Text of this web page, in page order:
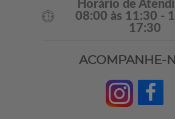
Horário de
08:00 às 11:30 -
17:30
ACOMPANHE-